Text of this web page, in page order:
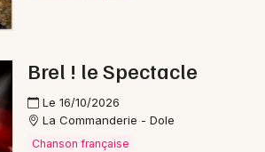
Franche-Comté
sorties
Brel ! le Spectacle
Le 16/10/2026
La Commanderie - Dole
Chanson française